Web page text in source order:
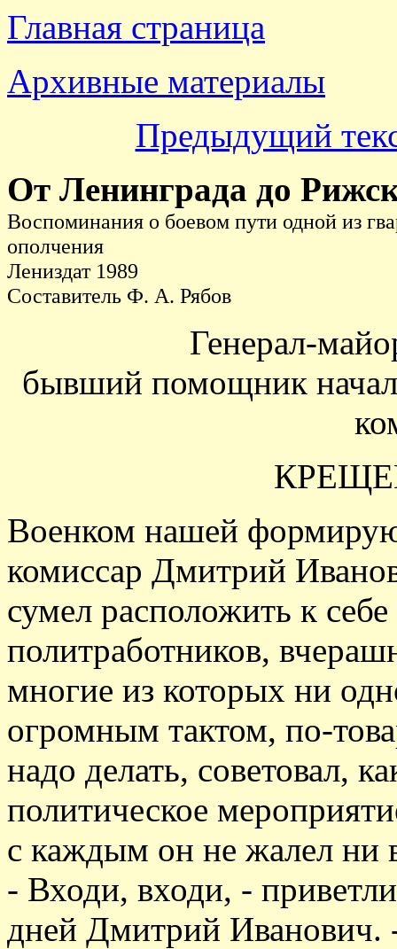
Главная страница
Архивные материалы
Предыдущий
От Ленинграда до
Воспоминания о боевом пути одной из
ополчения
Лениздат 1989
Составитель Ф. А. Рябов
Генерал-
бывший помощник
Военком нашей
комиссар Дмитрий
сумел расположить к
политработников,
многие из которых ни
огромным тактом, по-
надо делать, советовал,
политическое
с каждым он не жалел ни
- Входи, входи, -
дней Дмитрий Иванович.